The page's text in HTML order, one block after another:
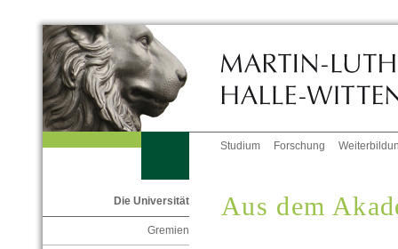
Studium Forschung
Die Universität
Gremien
Aus dem